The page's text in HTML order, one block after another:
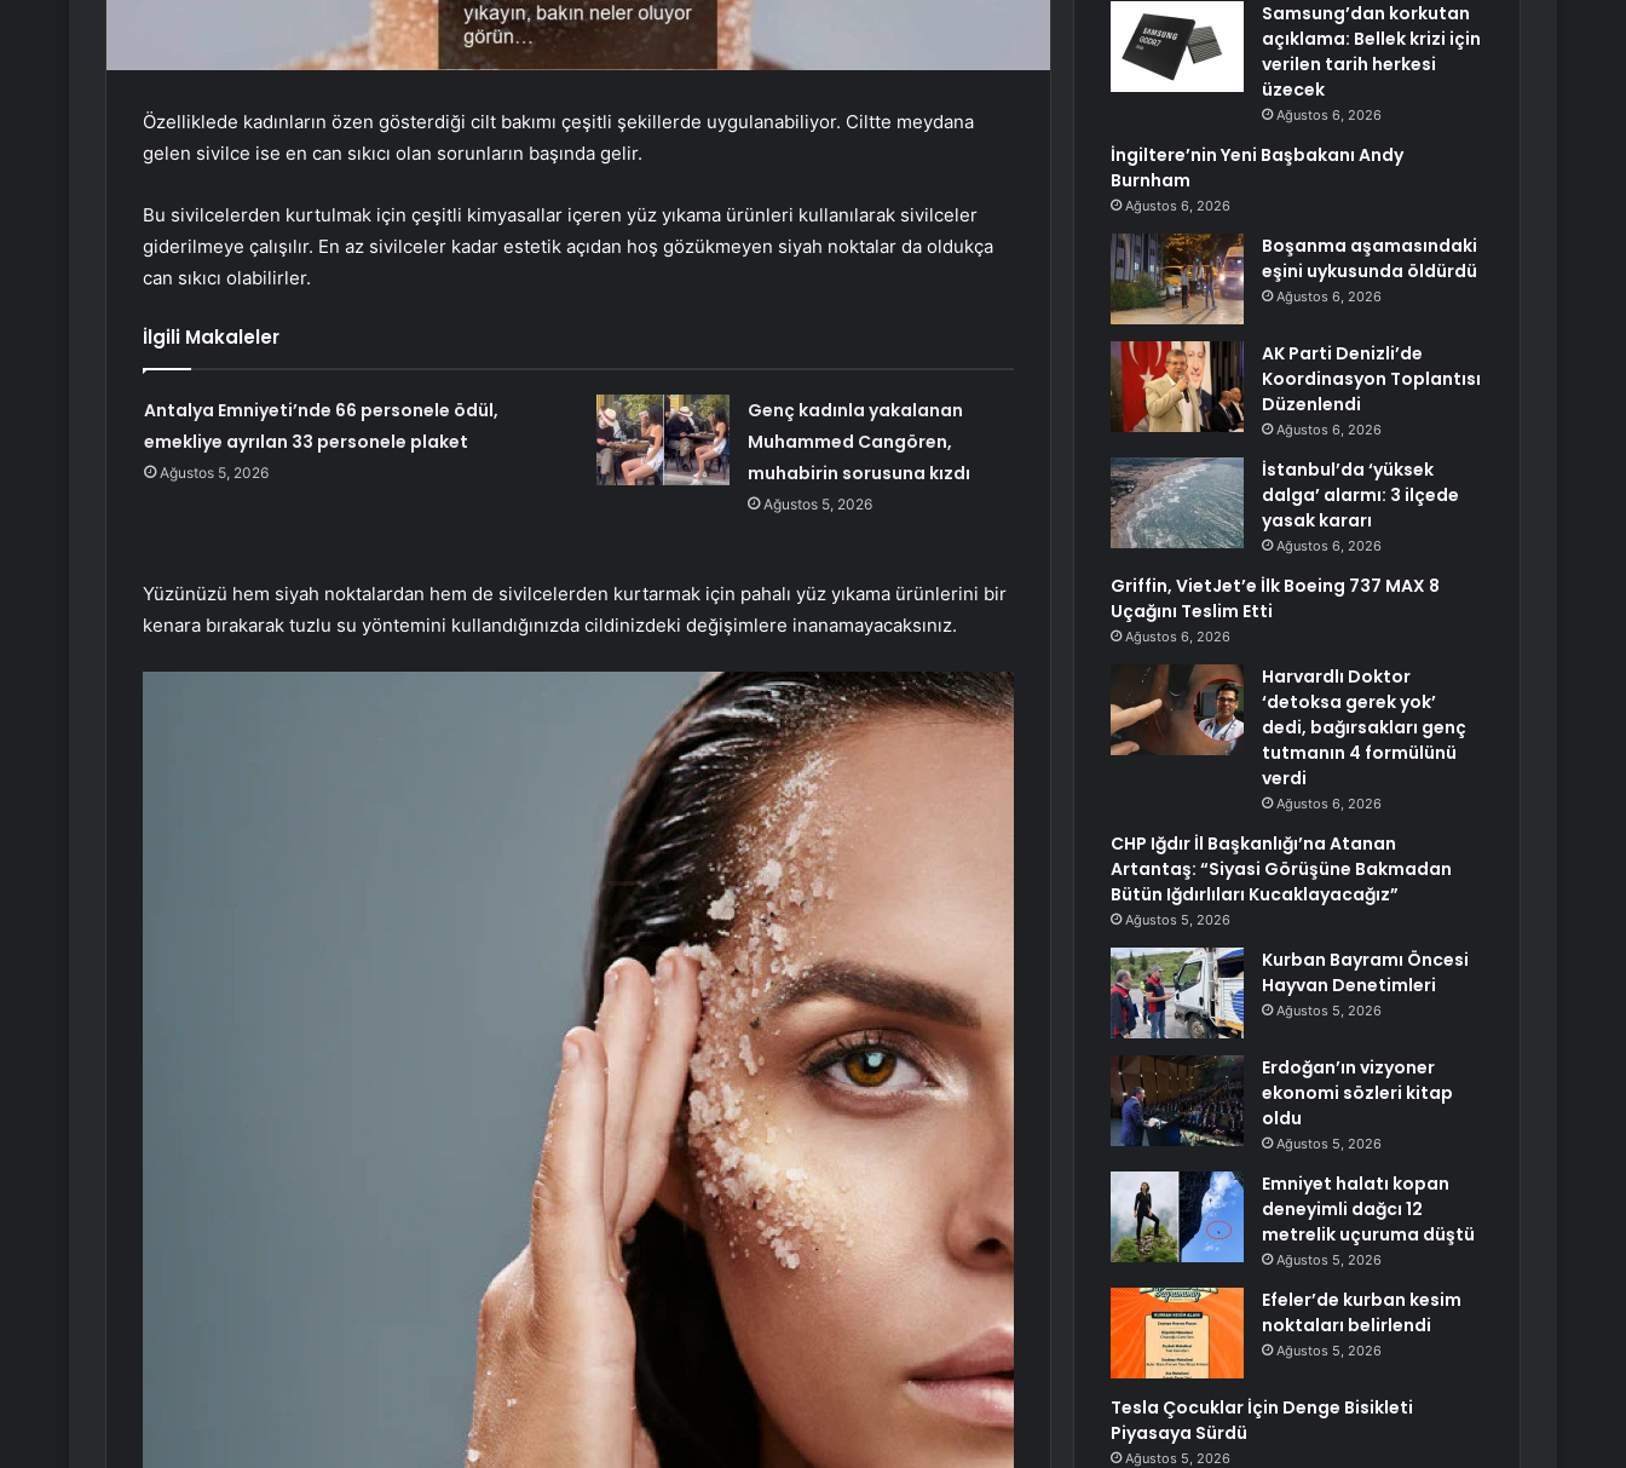
Özelliklede kadınların özen gösterdiği cilt bakımı çeşitli şekillerde uygulanabiliyor. Ciltte meydana
gelen sivilce ise en can sıkıcı olan sorunların başında gelir.
Bu sivilcelerden kurtulmak için çeşitli kimyasallar içeren yüz yıkama ürünleri kullanılarak sivilceler
giderilmeye çalışılır. En az sivilceler kadar estetik açıdan hoş gözükmeyen siyah noktalar da oldukça
can sıkıcı olabilirler.
İlgili Makaleler
Antalya Emniyeti’nde 66 personele ödül,
emekliye ayrılan 33 personele plaket
Ağustos 5, 2026
Genç kadınla yakalanan
Muhammed Cangören,
muhabirin sorusuna kızdı
Ağustos 5, 2026
Yüzünüzü hem siyah noktalardan hem de sivilcelerden kurtarmak için pahalı yüz yıkama ürünlerini bir
kenara bırakarak tuzlu su yöntemini kullandığınızda cildinizdeki değişimlere inanamayacaksınız.
Samsung’dan korkutan
açıklama: Bellek krizi için
verilen tarih herkesi
üzecek
Ağustos 6, 2026
İngiltere’nin Yeni Başbakanı Andy
Burnham
Ağustos 6, 2026
Boşanma aşamasındaki
eşini uykusunda öldürdü
Ağustos 6, 2026
AK Parti Denizli’de
Koordinasyon Toplantısı
Düzenlendi
Ağustos 6, 2026
İstanbul’da ‘yüksek
dalga’ alarmı: 3 ilçede
yasak kararı
Ağustos 6, 2026
Griffin, VietJet’e İlk Boeing 737 MAX 8
Uçağını Teslim Etti
Ağustos 6, 2026
Harvardlı Doktor
‘detoksa gerek yok’
dedi, bağırsakları genç
tutmanın 4 formülünü
verdi
Ağustos 6, 2026
CHP Iğdır İl Başkanlığı’na Atanan
Artantaş: “Siyasi Görüşüne Bakmadan
Bütün Iğdırlıları Kucaklayacağız”
Ağustos 5, 2026
Kurban Bayramı Öncesi
Hayvan Denetimleri
Ağustos 5, 2026
Erdoğan’ın vizyoner
ekonomi sözleri kitap
oldu
Ağustos 5, 2026
Emniyet halatı kopan
deneyimli dağcı 12
metrelik uçuruma düştü
Ağustos 5, 2026
Efeler’de kurban kesim
noktaları belirlendi
Ağustos 5, 2026
Tesla Çocuklar İçin Denge Bisikleti
Piyasaya Sürdü
Ağustos 5, 2026